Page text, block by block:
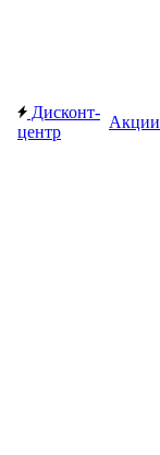
Дисконт-
центр
Акции